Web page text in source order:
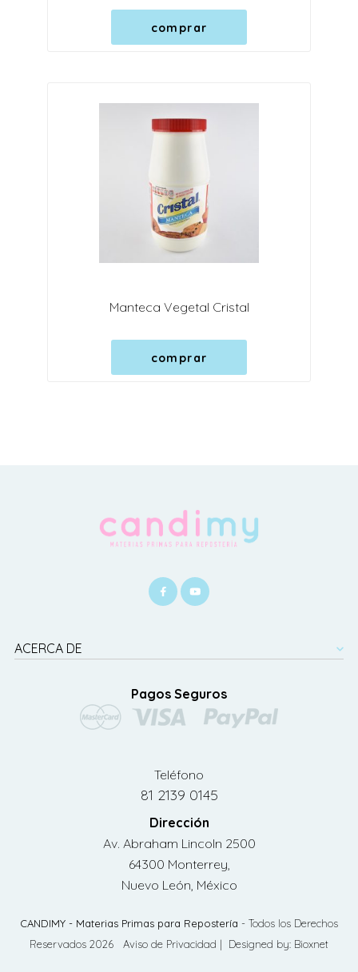
comprar
Manteca Vegetal Cristal
comprar
ACERCA DE
Pagos Seguros
Teléfono
81 2139 0145
Dirección
Av. Abraham Lincoln 2500
64300 Monterrey,
Nuevo León, México
CANDIMY - Materias Primas para Repostería - Todos los Derechos
Reservados 2026 Aviso de Privacidad | Designed by: Bioxnet